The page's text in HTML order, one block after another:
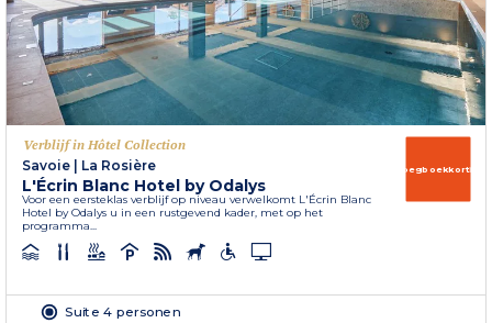
Verblijf in Hôtel Collection
Savoie
La Rosière
L'Écrin Blanc Hotel by Odalys
Voor een eersteklas verblijf op niveau verwelkomt L'Écrin Blanc
Hotel by Odalys u in een rustgevend kader, met op het
programma...
Vroegboekkorting
Suite 4 personen